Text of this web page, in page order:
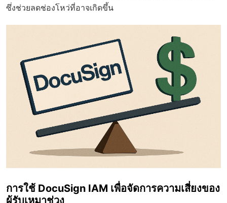
ซึ่งช่วยลดช่องโหว่ที่อาจเกิดขึ้น
การใช้ DocuSign IAM เพื่อจัดการความเสี่ยงของ
ผู้รับเหมาช่วง